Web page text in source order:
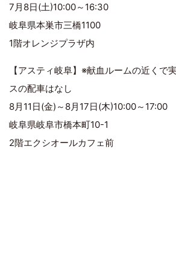
7月8日(土)10:00～16:30
岐阜県本巣市三橋1100
1階オレンジプラザ内
【アスティ岐阜】※献血ルームの近くで
スの配車はなし
8月11日(金)～8月17日(木)10:00～17:00
岐阜県岐阜市橋本町10-1
2階エクシオールカフェ前